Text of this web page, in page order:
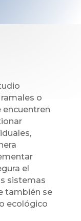
o
encuentren
el
sistemas
también se
ecológico